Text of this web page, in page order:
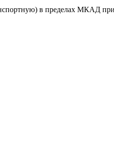
в пределах МКАД